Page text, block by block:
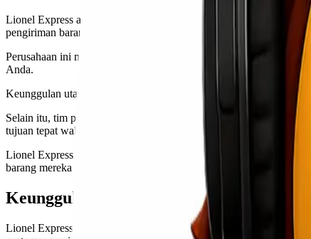
Lionel Express adalah salah satu perusahaan yang menyediakan
pengiriman barang yang handal.
Perusahaan ini menawarkan berbagai pilihan layanan untuk
Anda.
Keunggulan utama Lionel Express terletak pada tarifnya yang
Selain itu, tim profesional di Lionel Express dilengkapi dengan
tujuan tepat waktu.
Lionel Express juga memanfaatkan teknologi terkini untuk
barang mereka selama dalam perjalanan.
Keunggulan Lionel Express dalam
Lionel Express dikenal sebagai salah satu penyedia layanan cargo